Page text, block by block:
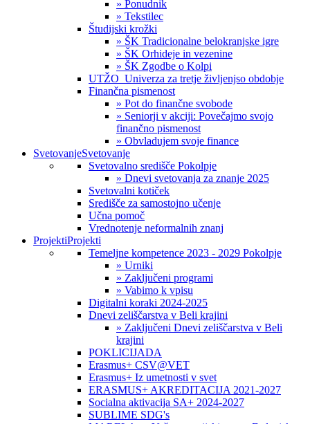
» Ponudnik
» Tekstilec
Študijski krožki
» ŠK Tradicionalne belokranjske igre
» ŠK Orhideje in vezenine
» ŠK Zgodbe o Kolpi
UTŽO_Univerza za tretje življenjso obdobje
Finančna pismenost
» Pot do finančne svobode
» Seniorji v akciji: Povečajmo svojo
finančno pismenost
» Obvladujem svoje finance
SvetovanjeSvetovanje
Svetovalno središče Pokolpje
» Dnevi svetovanja za znanje 2025
Svetovalni kotiček
Središče za samostojno učenje
Učna pomoč
Vrednotenje neformalnih znanj
ProjektiProjekti
Temeljne kompetence 2023 - 2029 Pokolpje
» Urniki
» Zaključeni programi
» Vabimo k vpisu
Digitalni koraki 2024-2025
Dnevi zeliščarstva v Beli krajini
» Zaključeni Dnevi zeliščarstva v Beli
krajini
POKLICIJADA
Erasmus+ CSV@VET
Erasmus+ Iz umetnosti v svet
ERASMUS+ AKREDITACIJA 2021-2027
Socialna aktivacija SA+ 2024-2027
SUBLIME SDG's